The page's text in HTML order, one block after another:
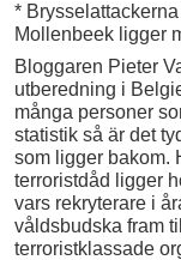
*
Mollenbeek ligger
Bloggaren Pieter
utberedning i
många personer
statistik så är det
som ligger bakom.
terroristdåd ligger
vars rekryterare i
våldsbudska fram
terroristklassade